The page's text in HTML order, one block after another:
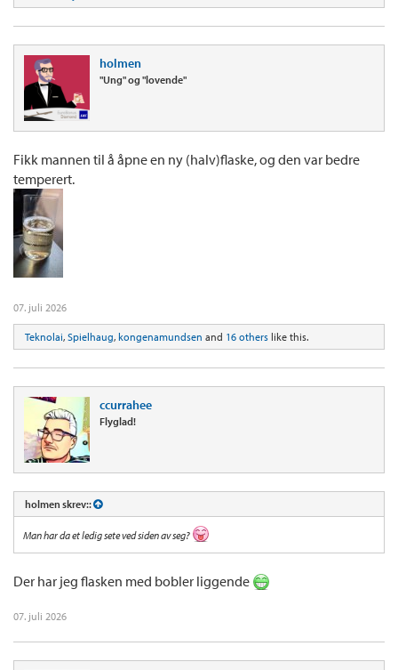
holmen
"Ung" og "lovende"
Fikk mannen til å åpne en ny (halv)flaske, og den var bedre
temperert.
07. juli 2026
Teknolai, Spielhaug, kongenamundsen and 16 others like this.
ccurrahee
Flyglad!
holmen skrev::
Man har da et ledig sete ved siden av seg?
Der har jeg flasken med bobler liggende
07. juli 2026